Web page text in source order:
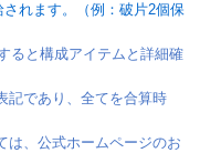
れます。（例：破片2個保
ると構成アイテムと詳細確
記であり、全てを合算時
、公式ホームページのお